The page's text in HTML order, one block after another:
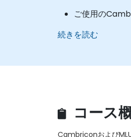
ご使用の
続きを読む
コース
Cambriconおよび